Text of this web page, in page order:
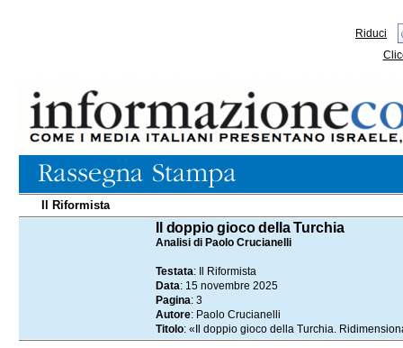
Riduci
Il Riformista
Il doppio gioco della Turchia
Analisi di Paolo Crucianelli
Testata: Il Riformista
Data: 15 novembre 2025
Pagina: 3
Autore: Paolo Crucianelli
Titolo: «Il doppio gioco della Turchia.